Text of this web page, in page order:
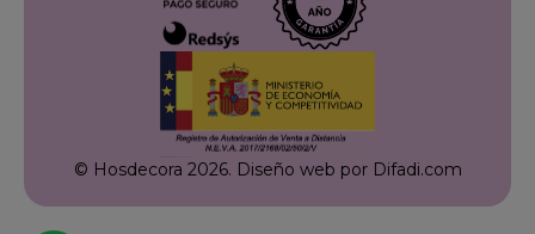
© Hosdecora 2026. Diseño web por Difadi.com